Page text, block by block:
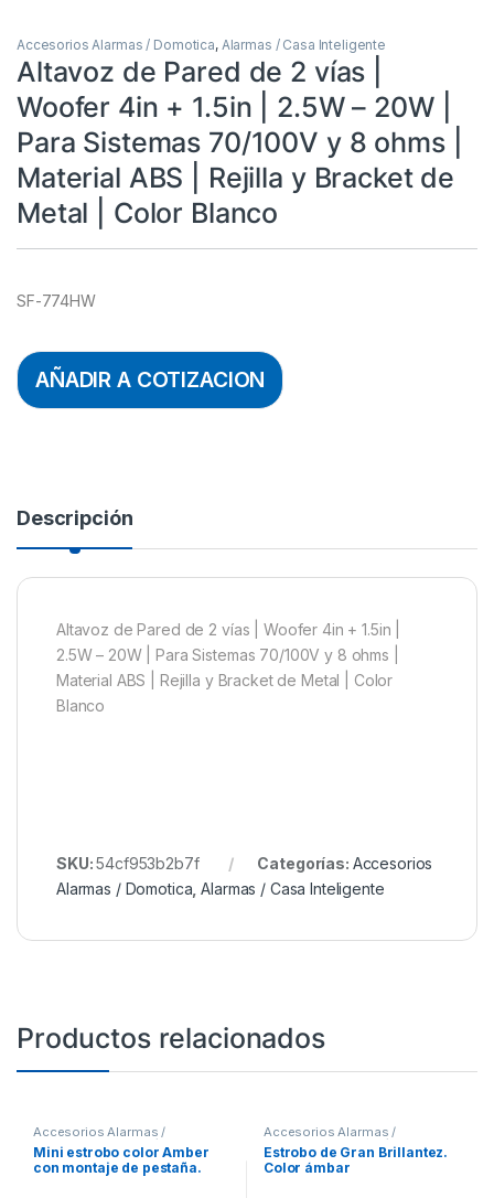
Accesorios Alarmas / Domotica, Alarmas / Casa Inteligente
Altavoz de Pared de 2 vías |
Woofer 4in + 1.5in | 2.5W – 20W |
Para Sistemas 70/100V y 8 ohms |
Material ABS | Rejilla y Bracket de
Metal | Color Blanco
SF-774HW
AÑADIR A COTIZACION
Descripción
Altavoz de Pared de 2 vías | Woofer 4in + 1.5in |
2.5W – 20W | Para Sistemas 70/100V y 8 ohms |
Material ABS | Rejilla y Bracket de Metal | Color
Blanco
SKU:54cf953b2b7f Categorías: Accesorios
Alarmas / Domotica ,Alarmas / Casa Inteligente
Productos relacionados
Accesorios Alarmas /
Domotica Alarmas / Casa
Inteligente
Mini estrobo color Amber
con montaje de pestaña.
Accesorios Alarmas /
Alarmas / Casa
Inteligente
Estrobo de Gran Brillantez.
Color ámbar